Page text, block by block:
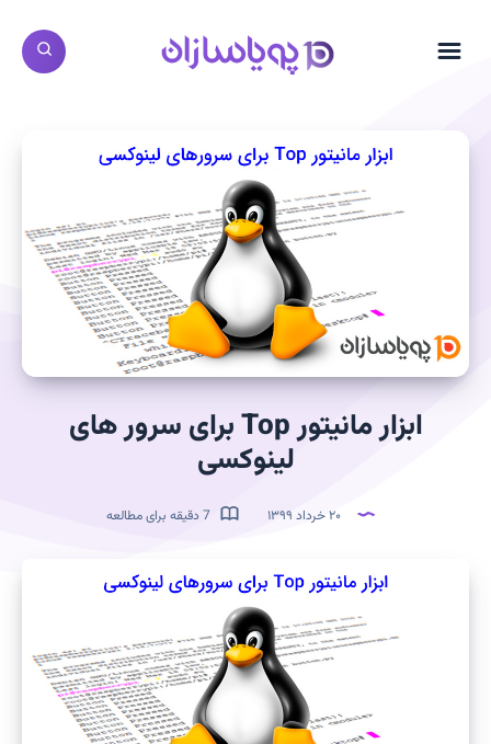
ابزار مانیتور Top برای سرور های
لینوکسی
۲۰ خرداد ۱۳۹۹